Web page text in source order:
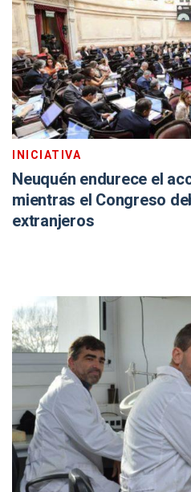
INICIATIVA
Neuquén endurece el
mientras el Congreso
extranjeros